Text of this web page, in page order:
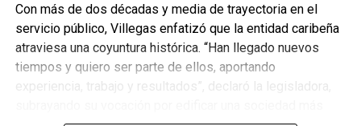
Recibe las noticias al instante
Con más de dos décadas y media de trayectoria en el
servicio público, Villegas enfatizó que la entidad caribeña
atraviesa una coyuntura histórica. “Han llegado nuevos
tiempos y quiero ser parte de ellos, aportando
experiencia, trabajo y resultados”, declaró la legisladora,